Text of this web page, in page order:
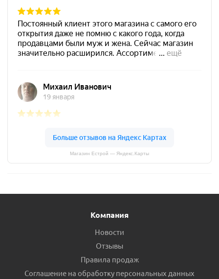
Магазин Естрой — Яндекс.Карты
Компания
Новости
Отзывы
Правила продаж
Соглашение на обработку персональных данных